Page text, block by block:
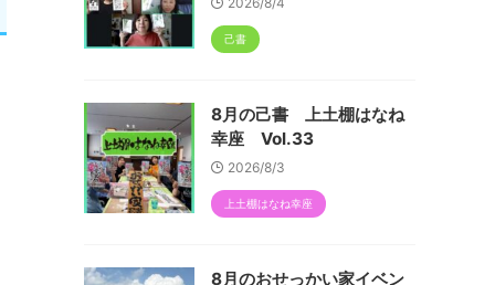
己書
8月の己書 上土棚はなね
幸座 Vol.33
2026/8/3
上土棚はなね幸座
8月のおせっかい家イベン